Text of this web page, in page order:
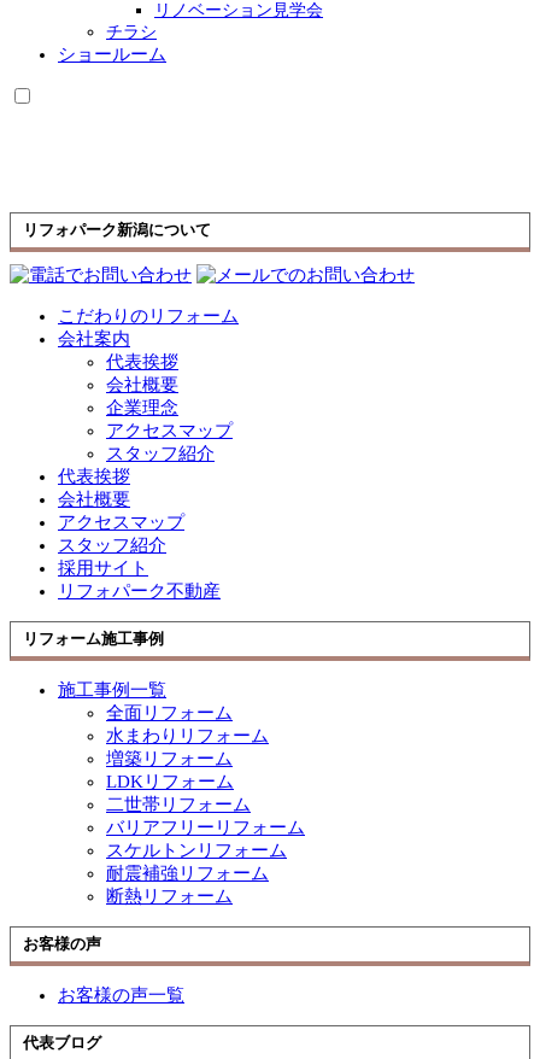
リノベーション見学会
チラシ
ショールーム
リフォパーク新潟について
こだわりのリフォーム
会社案内
代表挨拶
会社概要
企業理念
アクセスマップ
スタッフ紹介
代表挨拶
会社概要
アクセスマップ
スタッフ紹介
採用サイト
リフォパーク不動産
リフォーム施工事例
施工事例一覧
全面リフォーム
水まわりリフォーム
増築リフォーム
LDKリフォーム
二世帯リフォーム
バリアフリーリフォーム
スケルトンリフォーム
耐震補強リフォーム
断熱リフォーム
お客様の声
お客様の声一覧
代表ブログ